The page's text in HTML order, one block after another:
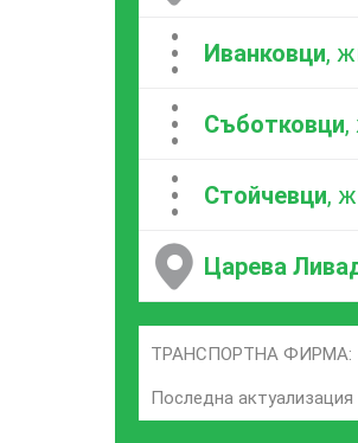
...Иванковци,
...Съботковци,
...Стойчевци,
Царева
ТРАНСПОРТНА ФИРМА:
Последна